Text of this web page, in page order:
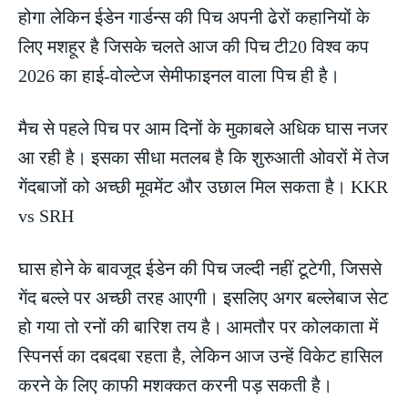
होगा लेकिन ईडेन गार्डन्स की पिच अपनी ढेरों कहानियों के
लिए मशहूर है जिसके चलते आज की पिच टी20 विश्व कप
2026 का हाई-वोल्टेज सेमीफाइनल वाला पिच ही है।
मैच से पहले पिच पर आम दिनों के मुकाबले अधिक घास नजर
आ रही है। इसका सीधा मतलब है कि शुरुआती ओवरों में तेज
गेंदबाजों को अच्छी मूवमेंट और उछाल मिल सकता है। KKR
vs SRH
घास होने के बावजूद ईडेन की पिच जल्दी नहीं टूटेगी, जिससे
गेंद बल्ले पर अच्छी तरह आएगी। इसलिए अगर बल्लेबाज सेट
हो गया तो रनों की बारिश तय है। आमतौर पर कोलकाता में
स्पिनर्स का दबदबा रहता है, लेकिन आज उन्हें विकेट हासिल
करने के लिए काफी मशक्कत करनी पड़ सकती है।